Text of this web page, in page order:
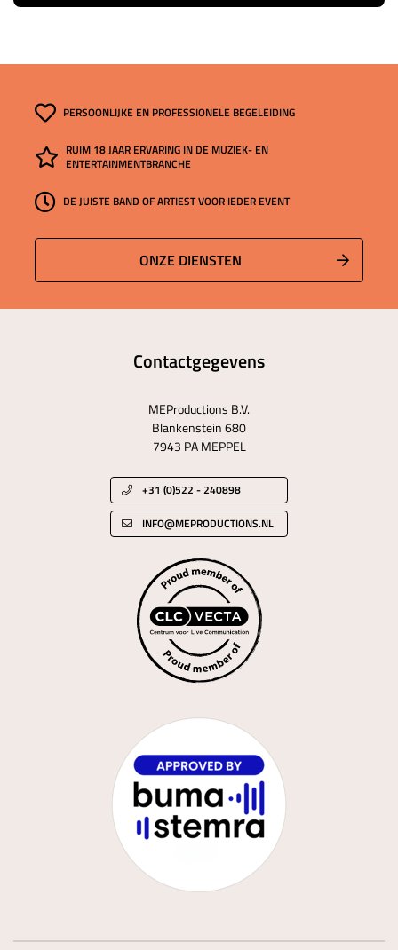
PERSOONLIJKE EN PROFESSIONELE BEGELEIDING
RUIM 18 JAAR ERVARING IN DE MUZIEK- EN
ENTERTAINMENTBRANCHE
DE JUISTE BAND OF ARTIEST VOOR IEDER EVENT
ONZE DIENSTEN
Contactgegevens
MEProductions B.V.
Blankenstein 680
7943 PA MEPPEL
+31 (0)522 - 240898
INFO@MEPRODUCTIONS.NL